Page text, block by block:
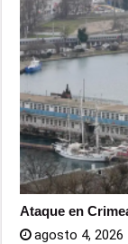
Ataque en
agosto 4, 2026